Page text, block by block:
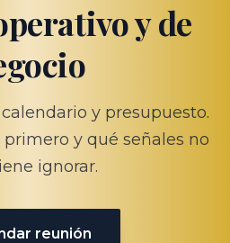
y de
y presupuesto.
y qué señales no
ignorar.
reunión